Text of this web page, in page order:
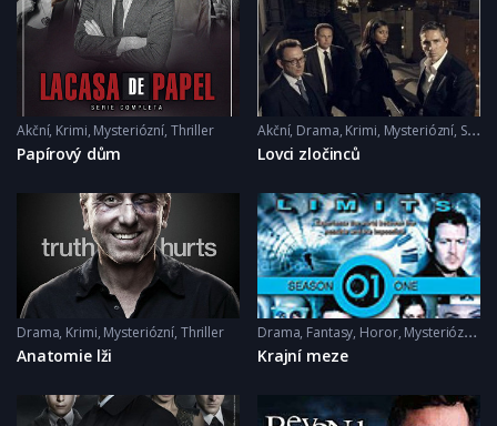
Akční, Krimi, Mysteriózní, Thriller
Papírový dům
Akční, Drama, Krimi, Mysteriózní, Sci-Fi
Lovci zločinců
Drama, Krimi, Mysteriózní, Thriller
Anatomie lži
Drama, Fantasy, Horor, Mysteriózní ,
Krajní meze